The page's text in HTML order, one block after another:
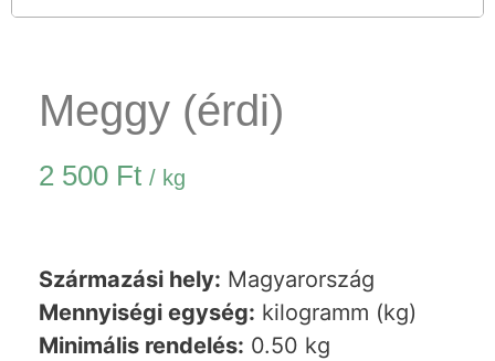
Meggy (érdi)
2 500 Ft / kg
Származási hely: Magyarország
Mennyiségi egység: kilogramm (kg)
Minimális rendelés: 0.50 kg